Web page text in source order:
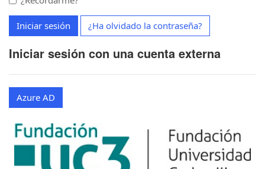
Iniciar sesión ¿Ha olvidado la contraseña?
Iniciar sesión con una cuenta externa
Azure AD